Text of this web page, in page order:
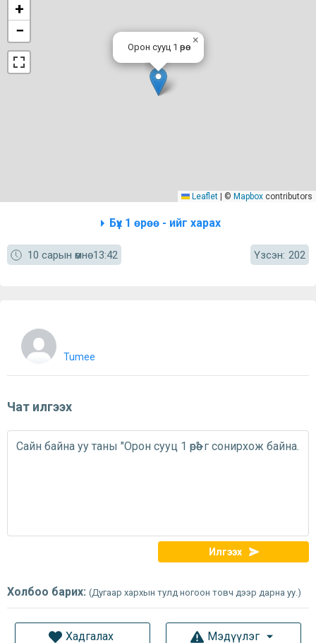
Орон сууц 1 өрөө
×
+
−
Leaflet © Mapbox contributors
Бүх 1 өрөө - ийг харах
10 сарын өмнө 13:42 Үзсэн: 202
Tumee
Чат илгээх
Илгээх
Холбоо барих: (Дугаар хархын тулд ногоон товч дээр дарна уу.)
Хадгалах Мэдүүлэг